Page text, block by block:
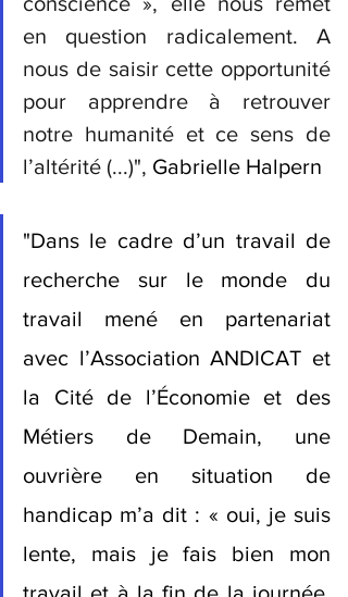
en question radicalement. A
nous de saisir cette opportunité
pour apprendre à retrouver
notre humanité et ce sens de
l’altérité (...)", Gabrielle Halpern
"Dans le cadre d’un travail de
recherche sur le monde du
travail mené en partenariat
avec l’Association ANDICAT et
la Cité de l’Économie et des
Métiers de Demain, une
ouvrière en situation de
handicap m’a dit : « oui, je suis
lente, mais je fais bien mon